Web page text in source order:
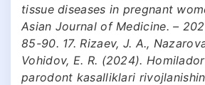
tissue diseases in pregnant
Asian Journal of Medicine. –
85-90. 17. Rizaev, J. A.,
Vohidov, E. R. (2024).
parodont kasalliklari